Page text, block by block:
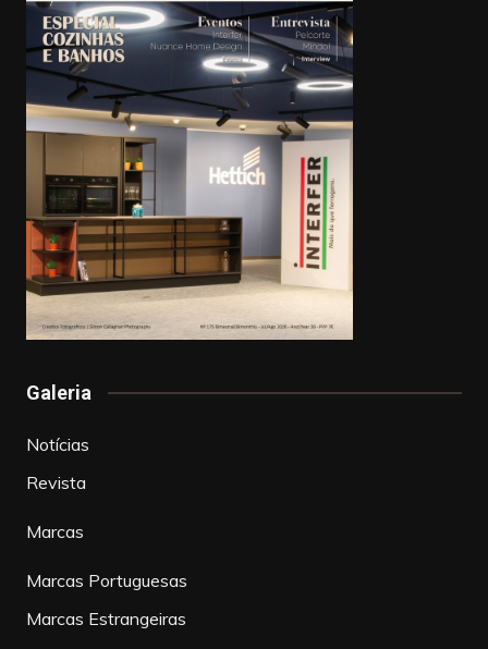
Galeria
Notícias
Revista
Marcas
Marcas Portuguesas
Marcas Estrangeiras